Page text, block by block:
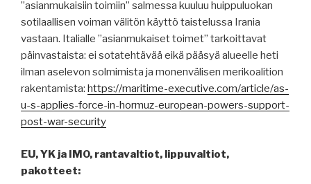
”asianmukaisiin toimiin” salmessa kuuluu huippuluokan
sotilaallisen voiman välitön käyttö taistelussa Irania
vastaan. Italialle ”asianmukaiset toimet” tarkoittavat
päinvastaista: ei sotatehtävää eikä pääsyä alueelle heti
ilman aselevon solmimista ja monenvälisen merikoalition
rakentamista: https://maritime-executive.com/article/as-
u-s-applies-force-in-hormuz-european-powers-support-
post-war-security
EU, YK ja IMO, rantavaltiot, lippuvaltiot,
pakotteet: